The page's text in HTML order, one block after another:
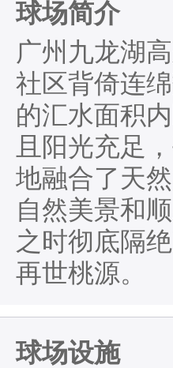
球场简介
广州九龙湖
社区背倚连
的汇水面积
且阳光充足
地融合了天
自然美景和
之时彻底隔
再世桃源。
球场设施